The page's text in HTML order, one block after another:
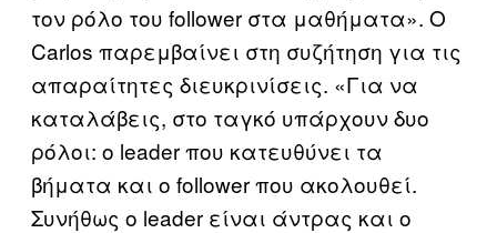
τον ρόλο του follower στα μαθήματα». Ο
Carlos παρεμβαίνει στη συζήτηση για τις
απαραίτητες διευκρινίσεις. «Για να
καταλάβεις, στο ταγκό υπάρχουν δυο
ρόλοι: ο leader που κατευθύνει τα
βήματα και ο follower που ακολουθεί.
Συνήθως ο leader είναι άντρας και ο